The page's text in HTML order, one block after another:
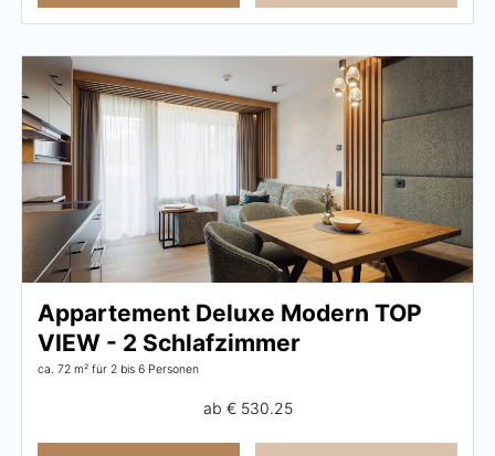
BILDER
NEWSLETTER
KARRIERE
KONTAKT
DE EN
Sommer im Zillertal
Appartement Deluxe Modern TOP
VIEW - 2 Schlafzimmer
ca. 72 m² für 2 bis 6 Personen
ab € 530.25